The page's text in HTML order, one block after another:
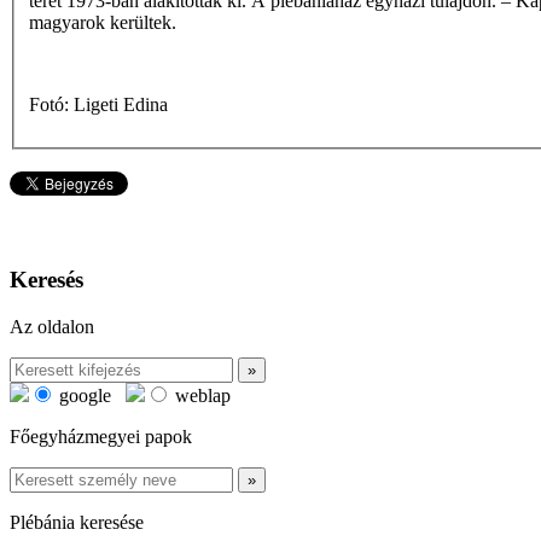
magyarok kerültek.
Fotó: Ligeti Edina
Keresés
Az oldalon
google
weblap
Főegyházmegyei papok
Plébánia keresése